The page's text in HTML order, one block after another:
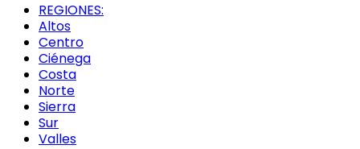
REGIONES:
Altos
Centro
Ciénega
Costa
Norte
Sierra
Sur
Valles